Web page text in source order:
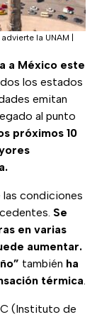
la UNAM
a México este
los estados
emitan
al punto
próximos 10
condiciones
Se
en varias
aumentar.
también ha
térmica.
(Instituto de